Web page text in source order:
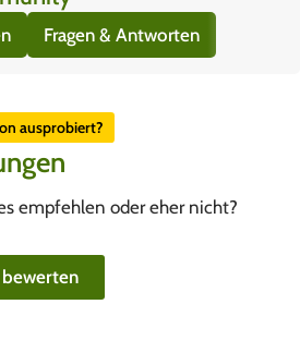
Fragen & Antworten
ausprobiert?
empfehlen oder eher nicht?